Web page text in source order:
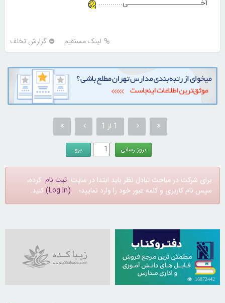
آخــــــــــــــــــــــــی............
لینک مستقیم گزارش تخلف
1 از 1
برای شرکت در مباحث تبادل نظر باید ابتدا در سایت ثبت نام کرده،
سپس نام کاربری و کلمه عبور خود را وارد نمایید؛ (Log In) کنید.
16872442